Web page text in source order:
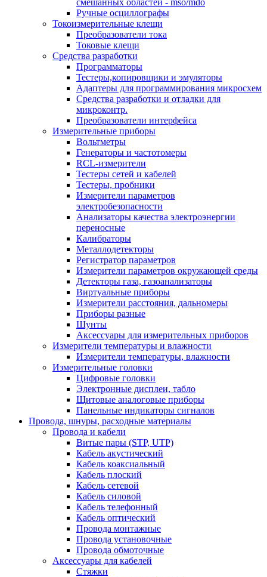
Ручные осциллографы
Токоизмерительные клещи
Преобразователи тока
Токовые клещи
Средства разработки
Программаторы
Тестеры,копировщики и эмуляторы
Адаптеры для программирования микросхем
Cредства разработки и отладки для
микроконтр.
Преобразователи интерфейса
Измерительные приборы
Вольтметры
Генераторы и частотомеры
RCL-измерители
Тестеры сетей и кабелей
Тестеры, пробники
Измерители параметров
электробезопасности
Анализаторы качества электроэнергии
переносные
Калибраторы
Металлодетекторы
Регистратор параметров
Измерители параметров окружающей среды
Детекторы газа, газоанализаторы
Виртуальные приборы
Измерители расстояния, дальномеры
Приборы разные
Шунты
Аксессуары для измерительных приборов
Измерители температуры и влажности
Измерители температуры, влажности
Измерительные головки
Цифровые головки
Электронные дисплеи, табло
Щитовые аналоговые приборы
Панельные индикаторы сигналов
Провода, шнуры, расходные материалы
Провода и кабели
Витые пары (STP, UTP)
Кабель акустический
Кабель коаксиальный
Кабель плоский
Кабель сетевой
Кабель силовой
Кабель телефонный
Кабель оптический
Провода монтажные
Провода установочные
Провода обмоточные
Аксессуары для кабелей
Стяжки